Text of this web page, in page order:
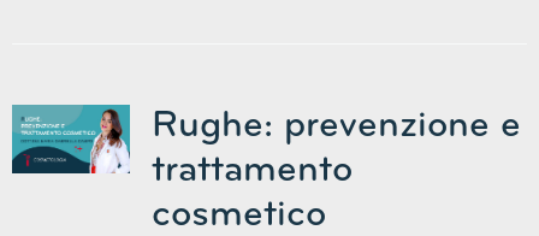
Rughe: prevenzione e
trattamento
cosmetico